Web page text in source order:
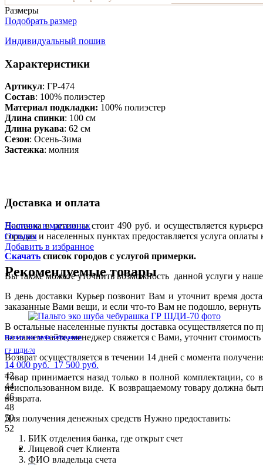
Размеры
Подобрать размер
Индивидуальный пошив
Характеристики
Артикул: ГР-474
Состав: 100% полиэстер
Материал подкладки: 100% полиэстер
Длина спинки: 100 см
Длина рукава: 62 см
Сезон: Осень-Зима
Застежка: молния
Доставка и оплата
Доставка в регионы стоит 490 руб. и осуществляется
городах и населенных пунктах предоставляется услуга
Скачать список городов с услугой примерки.
Вы также можете уточнить возможность данной услуги у
В день доставки Курьер позвонит Вам и уточнит время
заказанные Вами вещи, и если что-то Вам не подошло,
В остальные населенные пункты доставка осуществляется по
на нашем сайте, менеджер свяжется с Вами, уточнит
Возврат осуществляется в течении 14 дней с момента
Товар принимается назад только в полной комплектации,
неиспользованном виде. К возвращаемому товару должна
возврата.
Для получения денежных средств Нужно предоставить:
БИК отделения банка, где открыт счет
Лицевой счет Клиента
ФИО владельца счета
Наличие в магазинах
Отзывы
Добавить в избранное
Рекомендуемые товары
Пальто эко шуба чебурашка
ГР ШДИ-70
14 000 руб. 17 500 руб.
42
44
46
48
50
52